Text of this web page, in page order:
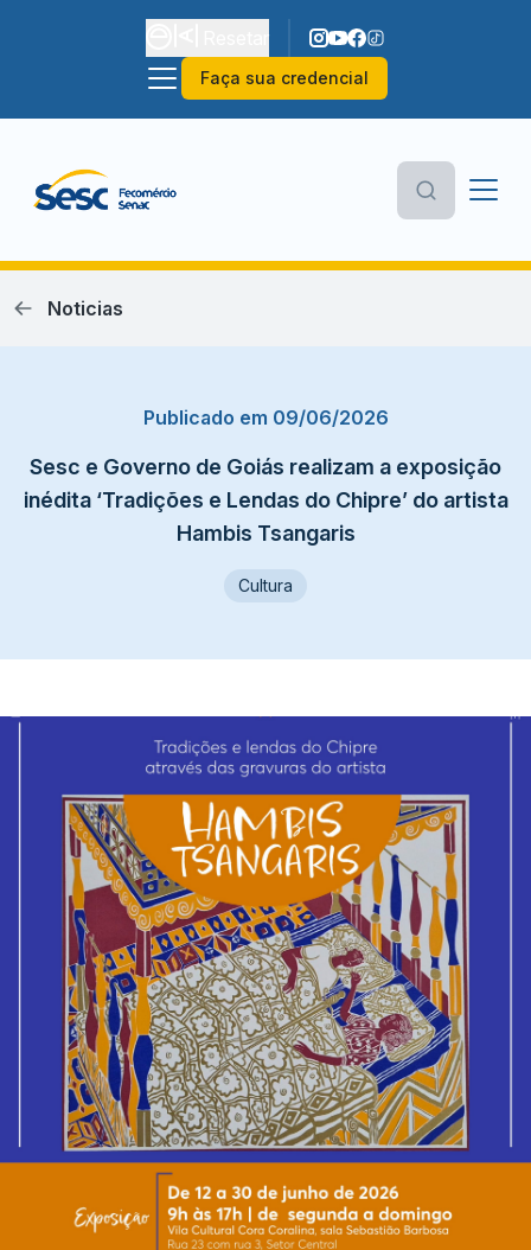
Faça sua credencial
Noticias
Publicado em 09/06/2026
Sesc e Governo de Goiás realizam a exposição
inédita ‘Tradições e Lendas do Chipre’ do artista
Hambis Tsangaris
Cultura